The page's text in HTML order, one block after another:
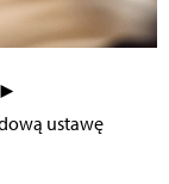
ustawę